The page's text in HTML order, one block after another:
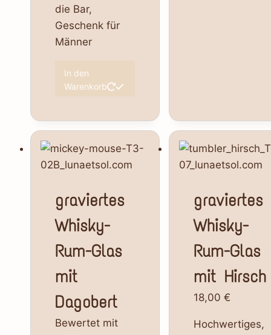
die Bar,
Geschenk für
Männer
In den
Warenkorb
graviertes
Whisky-
Rum-Glas
mit
Dagobert
Bewertet mit
graviertes
Whisky-
Rum-Glas
mit Hirsch
18,00 €
Hochwertiges,